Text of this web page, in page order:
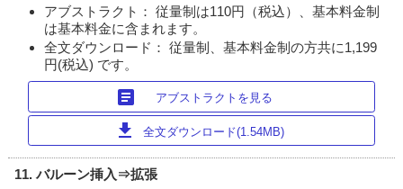
アブストラクト： 従量制は110円（税込）、基本料金制
は基本料金に含まれます。
全文ダウンロード： 従量制、基本料金制の方共に1,199
円(税込) です。
article アブストラクトを見る
download 全文ダウンロード(1.54MB)
11. バルーン挿入⇒拡張